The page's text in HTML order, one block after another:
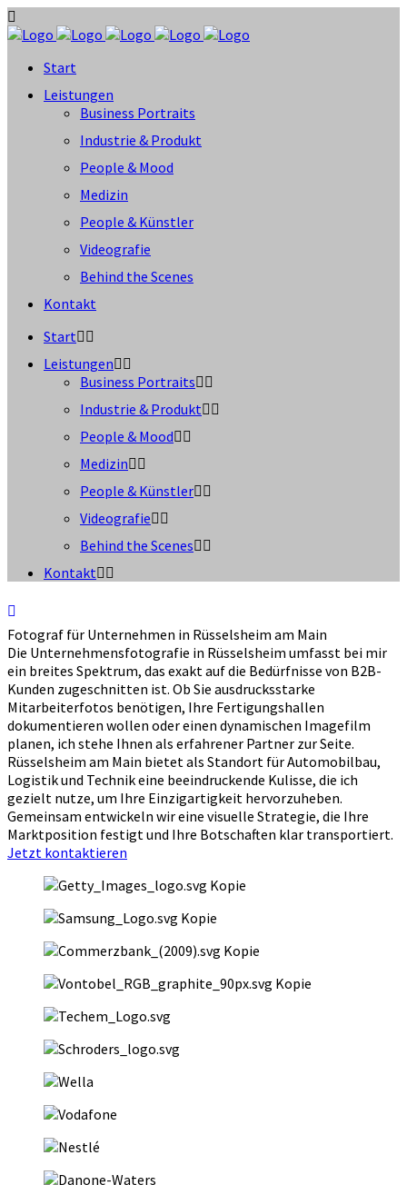
Start
Leistungen
Business Portraits
Industrie & Produkt
People & Mood
Medizin
People & Künstler
Videografie
Behind the Scenes
Kontakt
Start
Leistungen
Business Portraits
Industrie & Produkt
People & Mood
Medizin
People & Künstler
Videografie
Behind the Scenes
Kontakt
Fotograf für Unternehmen in Rüsselsheim am Main
Die Unternehmensfotografie in Rüsselsheim umfasst bei mir
ein breites Spektrum, das exakt auf die Bedürfnisse von B2B-
Kunden zugeschnitten ist. Ob Sie ausdrucksstarke
Mitarbeiterfotos benötigen, Ihre Fertigungshallen
dokumentieren wollen oder einen dynamischen Imagefilm
planen, ich stehe Ihnen als erfahrener Partner zur Seite.
Rüsselsheim am Main bietet als Standort für Automobilbau,
Logistik und Technik eine beeindruckende Kulisse, die ich
gezielt nutze, um Ihre Einzigartigkeit hervorzuheben.
Gemeinsam entwickeln wir eine visuelle Strategie, die Ihre
Marktposition festigt und Ihre Botschaften klar transportiert.
Jetzt kontaktieren